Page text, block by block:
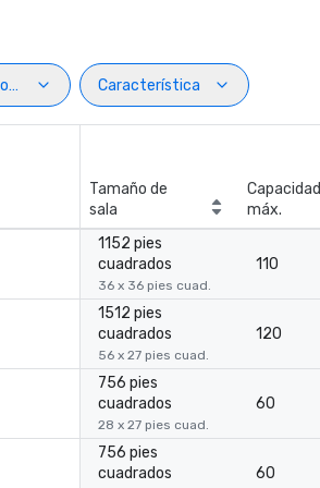
Característica
Tamaño de
sala
Capacidad
máx.
1152 pies
cuadrados
36 x 36 pies cuad.
110
1512 pies
cuadrados
56 x 27 pies cuad.
120
756 pies
cuadrados
28 x 27 pies cuad.
60
756 pies
cuadrados
60